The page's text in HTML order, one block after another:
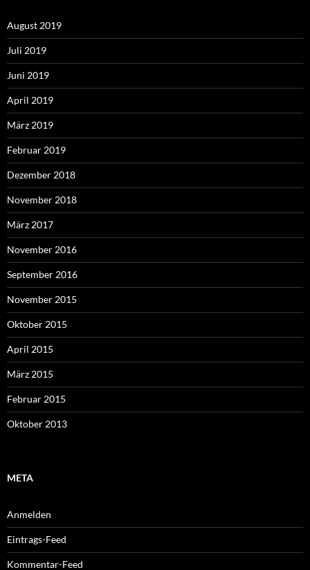
August 2019
Juli 2019
Juni 2019
April 2019
März 2019
Februar 2019
Dezember 2018
November 2018
März 2017
November 2016
September 2016
November 2015
Oktober 2015
April 2015
März 2015
Februar 2015
Oktober 2013
META
Anmelden
Eintrags-Feed
Kommentar-Feed